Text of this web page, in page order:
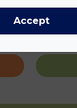
опыт
Accept